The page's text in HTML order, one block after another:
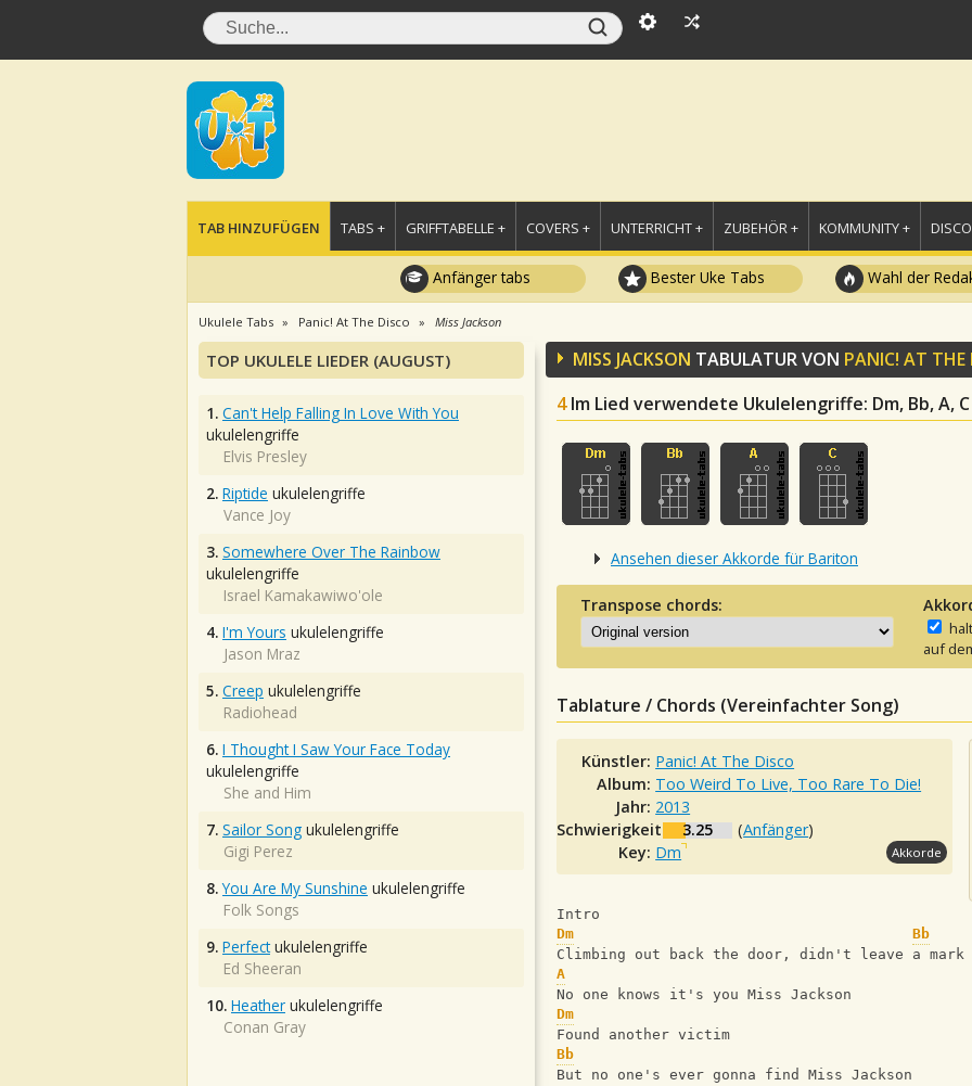
TAB HINZUFÜGEN TABS + GRIFFTABELLE + COVERS + UNTERRICHT + ZUBEHÖR + KOMMUNITY +
Anfänger tabs Bester Uke Tabs Wahl der
Ukulele Tabs Panic! At The Disco Miss Jackson
MISS JACKSON TABULATUR VON PANIC! AT THE
4 Im Lied verwendete Ukulelengriffe: Dm, Bb, A, C
Ansehen dieser Akkorde für Bariton
Transpose chords:
auf
Tablature / Chords (Vereinfachter Song)
Künstler: Panic! At The Disco
Album: Too Weird To Live, Too Rare To Die!
Jahr: 2013
Schwierigkeit:
3.25 (Anfänger)
Key: Dm Akkorde
Intro
Dm
Bb
Climbing out back the door, didn't leave a mark
A
No one knows it's you Miss Jackson
Dm
Found another victim
Bb
But no one's ever gonna find Miss Jackson
TOP UKULELE LIEDER (AUGUST)
1. Can't Help Falling In Love With You
ukulelengriffe
Elvis Presley
2. Riptide ukulelengriffe
Vance Joy
3. Somewhere Over The Rainbow
ukulelengriffe
Israel Kamakawiwo'ole
4. I'm Yours ukulelengriffe
Jason Mraz
5. Creep ukulelengriffe
Radiohead
6. I Thought I Saw Your Face Today
ukulelengriffe
She and Him
7. Sailor Song ukulelengriffe
Gigi Perez
8. You Are My Sunshine ukulelengriffe
Folk Songs
9. Perfectukulelengriffe
Ed Sheeran
10. Heather ukulelengriffe
Conan Gray